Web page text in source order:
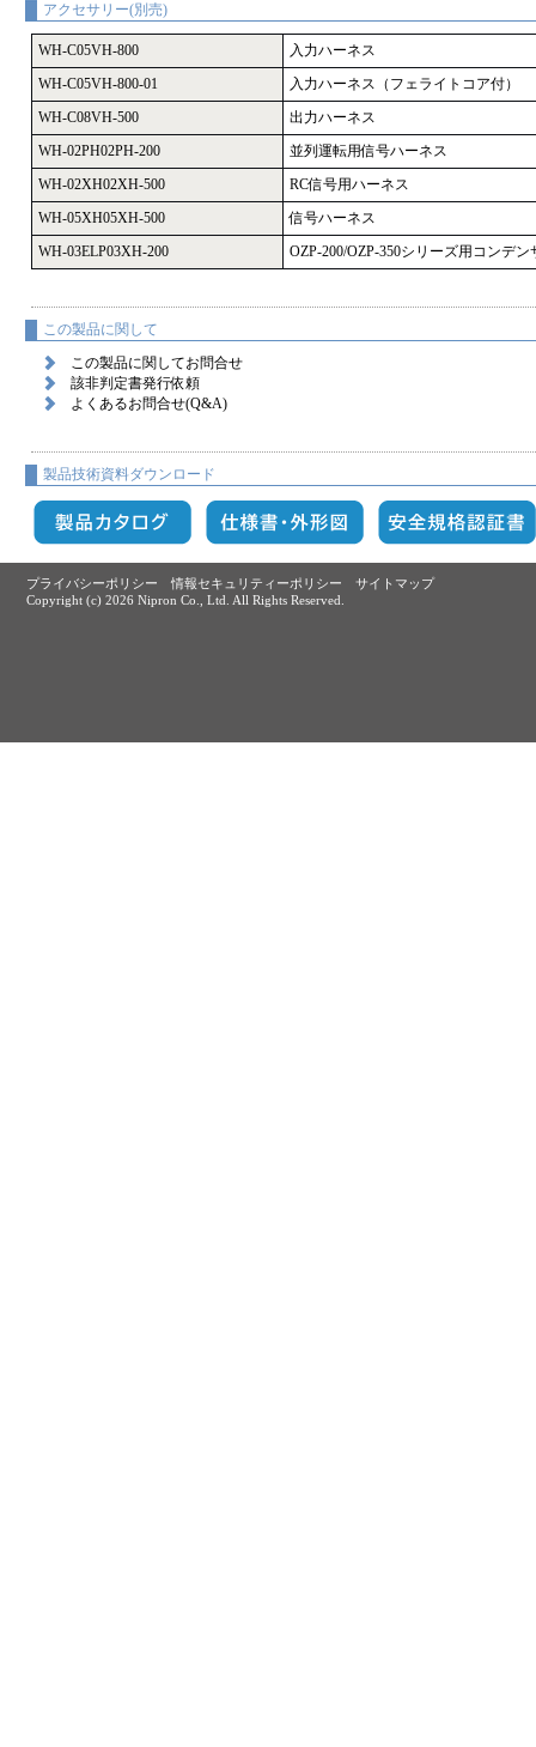
アクセサリー(別売)
WH-C05VH-800
入力ハーネス
WH-C05VH-800-01
入力ハーネス（フェライトコア付）
WH-C08VH-500
出力ハーネス
WH-02PH02PH-200
並列運転用信号ハーネス
WH-02XH02XH-500
RC信号用ハーネス
WH-05XH05XH-500
信号ハーネス
WH-03ELP03XH-200
OZP-200/OZP-350シリーズ用コンデ
この製品に関して
この製品に関してお問合せ
該非判定書発行依頼
よくあるお問合せ(Q&A)
製品技術資料ダウンロード
プライバシーポリシー 情報セキュリティーポリシー
サイトマップ
Copyright (c) 2026 Nipron Co., Ltd. All Rights Reserved.